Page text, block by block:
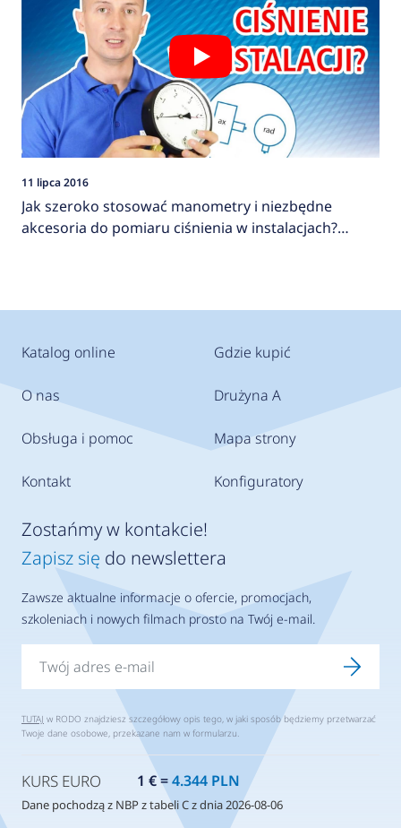
11 lipca 2016
Jak szeroko stosować manometry i niezbędne
akcesoria do pomiaru ciśnienia w instalacjach?
Katalog online
O nas
Obsługa i pomoc
Kontakt
Gdzie kupić
Drużyna A
Mapa strony
Konfiguratory
Zostańmy w kontakcie!
Zapisz się do newslettera
Zawsze aktualne informacje o ofercie, promocjach,
szkoleniach i nowych filmach prosto na Twój e-mail.
TUTAJ w RODO znajdziesz szczegółowy opis tego, w jaki sposób będziemy przetwarzać
Twoje dane osobowe, przekazane nam w formularzu.
KURS EURO 1 € =4.344 PLN
Dane pochodzą z NBP z tabeli C z dnia 2026-08-06